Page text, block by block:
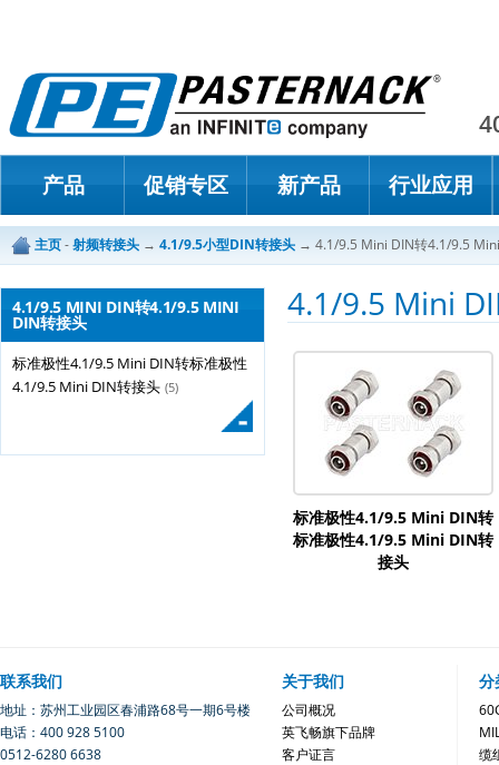
产品 促销专区 新产品 行业应用
主页-射频转接头 → 4.1/9.5小型DIN转接头 → 4.1/9.5 Mini DIN转4.1/9.5
4.1/9.5 MINI DIN转4.1/9.5 MINI
DIN转接头
标准极性4.1/9.5 Mini DIN转标准极性
4.1/9.5 Mini DIN转接头 (5)
4.1/9.5 Mini
标准极性4.1/9.5 Mini DIN转
标准极性4.1/9.5 Mini DIN转
接头
联系我们
地址：苏州工业园区春浦路68号一期6号楼
电话：400 928 5100
0512-6280 6638
关于我们
公司概况
英飞畅旗下品牌
客户证言
分
缆